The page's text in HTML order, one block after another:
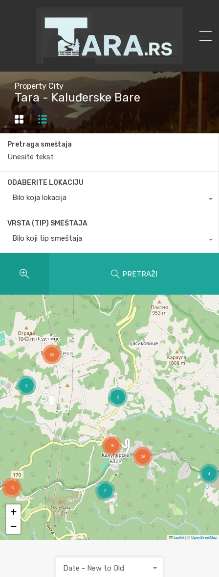
Property City
Tara - Kaluđerske Bare
Pretraga smeštaja
ODABERITE LOKACIJU
Bilo koja lokacija
VRSTA (TIP) SMEŠTAJA
Bilo koji tip smeštaja
PRETRAŽI
4
13
3
25
2
2
39
16
+
−
Leaflet|©OpenStreetMap
Date - New to Old